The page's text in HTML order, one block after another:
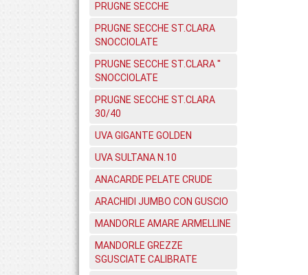
PRUGNE SECCHE
PRUGNE SECCHE ST.CLARA
SNOCCIOLATE
PRUGNE SECCHE ST.CLARA ''
SNOCCIOLATE
PRUGNE SECCHE ST.CLARA
30/40
UVA GIGANTE GOLDEN
UVA SULTANA N.10
ANACARDE PELATE CRUDE
ARACHIDI JUMBO CON GUSCIO
MANDORLE AMARE ARMELLINE
MANDORLE GREZZE
SGUSCIATE CALIBRATE